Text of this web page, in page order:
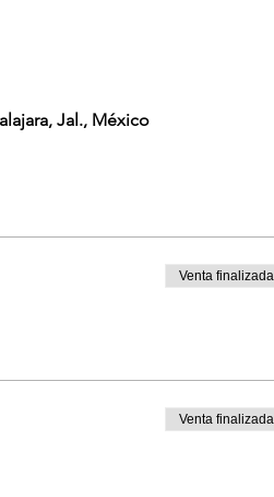
Jal., México
Venta finalizada
Venta finalizada